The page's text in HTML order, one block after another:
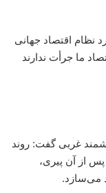
نظام اقتصاد جهانی
ما جرأت ندارند
غربی گفت:‌ روند
ادامه یافته و پس از آن پیری،
می‌سازد.